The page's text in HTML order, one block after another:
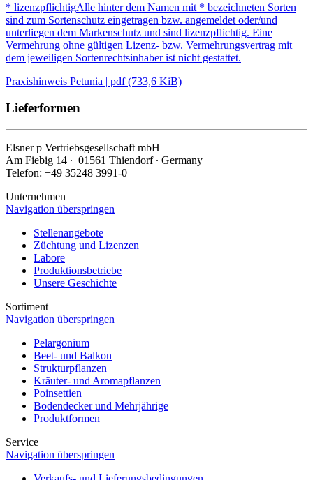
* lizenzpflichtigAlle hinter dem Namen mit * bezeichneten Sorten
sind zum Sortenschutz eingetragen bzw. angemeldet oder/und
unterliegen dem Markenschutz und sind lizenzpflichtig. Eine
Vermehrung ohne gültigen Lizenz- bzw. Vermehrungsvertrag mit
dem jeweiligen Sortenrechtsinhaber ist nicht gestattet.
Praxishinweis Petunia | pdf (733,6 KiB)
Lieferformen
Elsnerp Vertriebsgesellschaft mbH
Am Fiebig 14 ∙ 01561 Thiendorf ∙ Germany
Telefon: +49 35248 3991-0
Unternehmen
Navigation überspringen
Stellenangebote
Züchtung und Lizenzen
Labore
Produktionsbetriebe
Unsere Geschichte
Sortiment
Navigation überspringen
Pelargonium
Beet- und Balkon
Strukturpflanzen
Kräuter- und Aromapflanzen
Poinsettien
Bodendecker und Mehrjährige
Produktformen
Service
Navigation überspringen